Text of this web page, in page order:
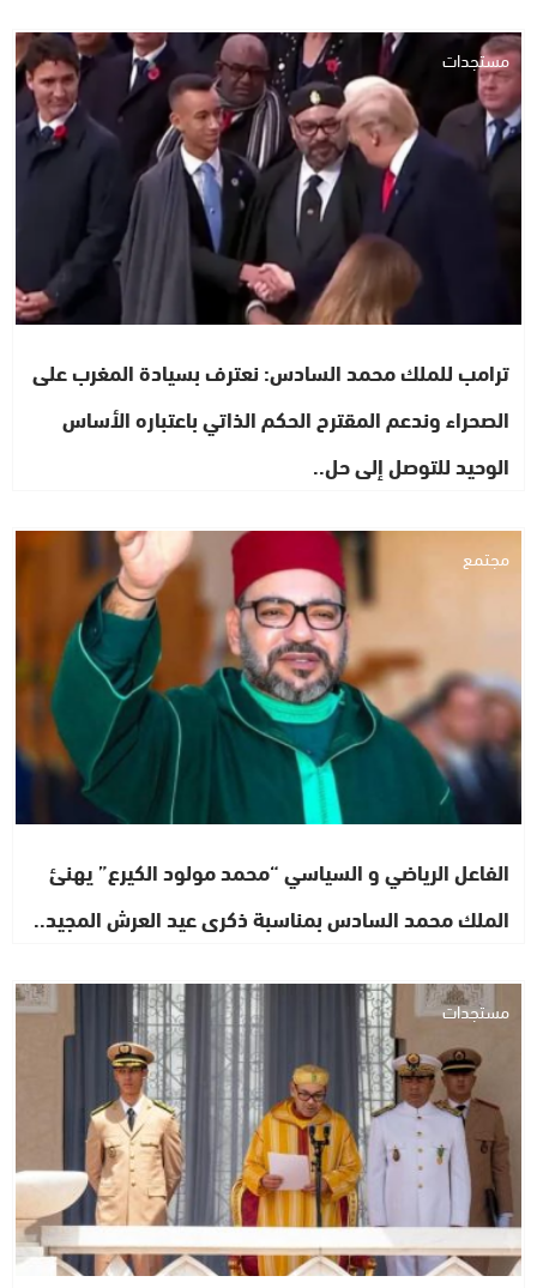
مستجدات
ترامب للملك محمد السادس: نعترف بسيادة المغرب على
الصحراء وندعم المقترح الحكم الذاتي باعتباره الأساس
الوحيد للتوصل إلى حل..
مجتمع
الفاعل الرياضي و السياسي “محمد مولود الكيرع” يهنئ
الملك محمد السادس بمناسبة ذكرى عيد العرش المجيد..
مستجدات